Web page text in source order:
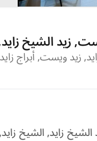
زيد الشيخ زايد,
زيد ويست, أبراج زايد
الشيخ زايد, نيو